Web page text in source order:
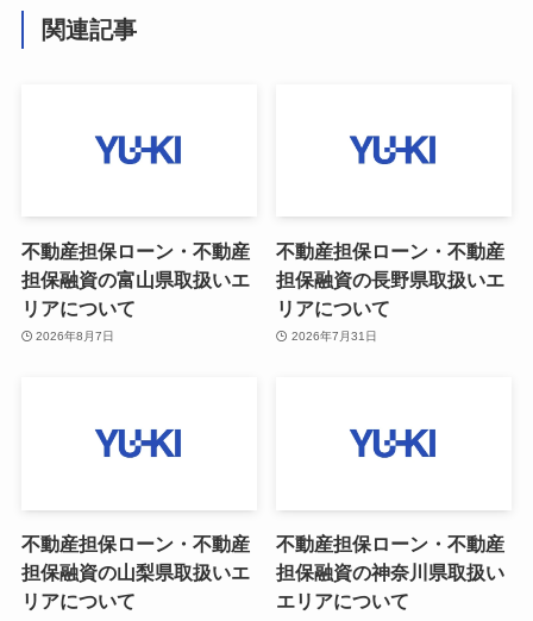
関連記事
不動産担保ローン・不動産
担保融資の富山県取扱いエ
リアについて
2026年8月7日
不動産担保ローン・不動産
担保融資の長野県取扱いエ
リアについて
2026年7月31日
不動産担保ローン・不動産
担保融資の山梨県取扱いエ
リアについて
不動産担保ローン・不動産
担保融資の神奈川県取扱い
エリアについて